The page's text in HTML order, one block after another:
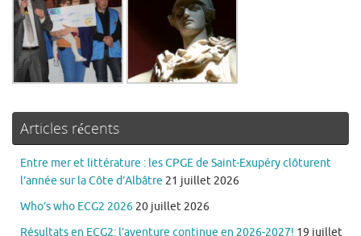
Articles récents
Entre mer et littérature : les CPGE de Saint-Exupéry clôturent
l’année sur la Côte d’Albâtre 21 juillet 2026
Who’s who ECG2 2026 20 juillet 2026
Résultats en ECG2: l’aventure continue en 2026-2027! 19 juillet